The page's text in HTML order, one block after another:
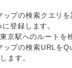
ップの検索クエリ
登録します。
京駅へのルートを
ップの検索URLを
ます。